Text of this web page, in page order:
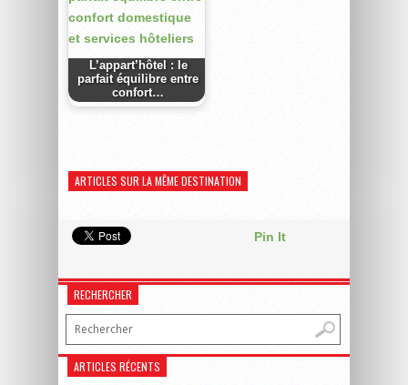
L’appart’hôtel : le
parfait équilibre entre
confort…
ARTICLES SUR LA MÊME DESTINATION
Pin It
RECHERCHER
ARTICLES RÉCENTS